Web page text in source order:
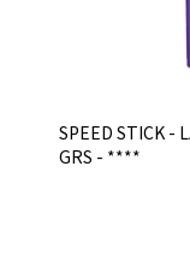
SPEED STICK -
GRS - ****